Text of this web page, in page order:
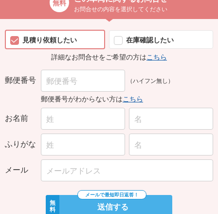
お問合せの内容を選択してください
見積り依頼したい
在庫確認したい
詳細なお問合せをご希望の方はこちら
郵便番号 （ハイフン無し）
郵便番号がわからない方はこちら
お名前
ふりがな
メール
無
料 送信する